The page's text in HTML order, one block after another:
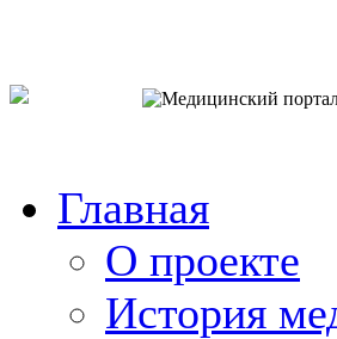
Главная
О проекте
История